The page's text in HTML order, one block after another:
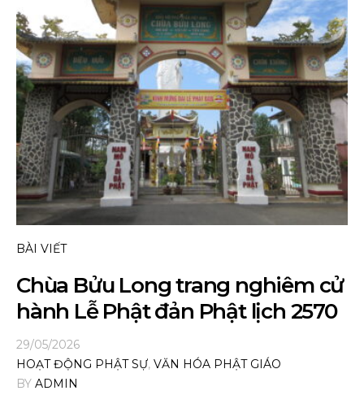
BÀI VIẾT
Chùa Bửu Long trang nghiêm cử
hành Lễ Phật đản Phật lịch 2570
29/05/2026
HOẠT ĐỘNG PHẬT SỰ, VĂN HÓA PHẬT GIÁO
BY ADMIN